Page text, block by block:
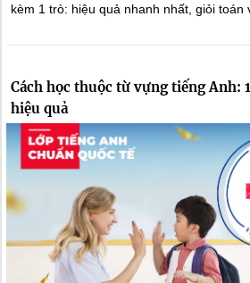
kèm 1 trò: hiệu quả nhanh nhất, giỏi toán
Cách học thuộc từ vựng tiếng Anh:
hiệu quả